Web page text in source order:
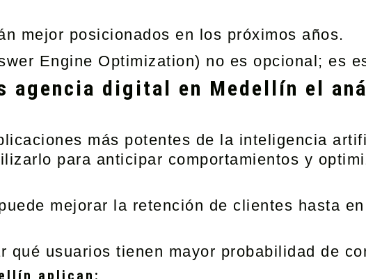
mejor posicionados en los próximos años.
Engine Optimization) no es opcional; es
agencia digital en Medellín el
más potentes de la inteligencia
para anticipar comportamientos y
mejorar la retención de clientes hasta
usuarios tienen mayor probabilidad de
aplican: